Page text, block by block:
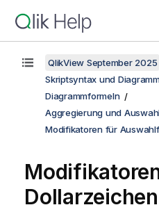
QlikView September 2025
Skriptsyntax und
Diagrammformeln
Aggregierung und
Modifikatoren für
Dollarzeichen